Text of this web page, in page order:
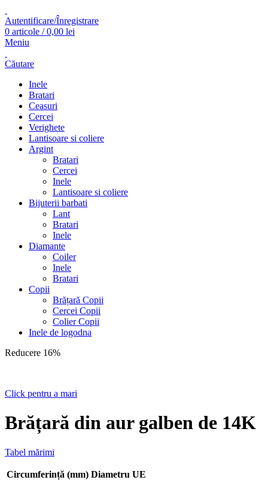
Autentificare/Înregistrare
0 articole / 0,00 lei
Meniu
Căutare
Inele
Bratari
Ceasuri
Cercei
Verighete
Lantisoare si coliere
Argint
Bratari
Cercei
Inele
Lantisoare si coliere
Bijuterii barbati
Lant
Bratari
Inele
Diamante
Coiler
Inele
Bratari
Copii
Brățară Copii
Cercei Copii
Colier Copii
Inele de logodna
Reducere 16%
Click pentru a mari
Brățară din aur galben de 14K
Tabel mărimi
Circumferință (mm) Diametru UE